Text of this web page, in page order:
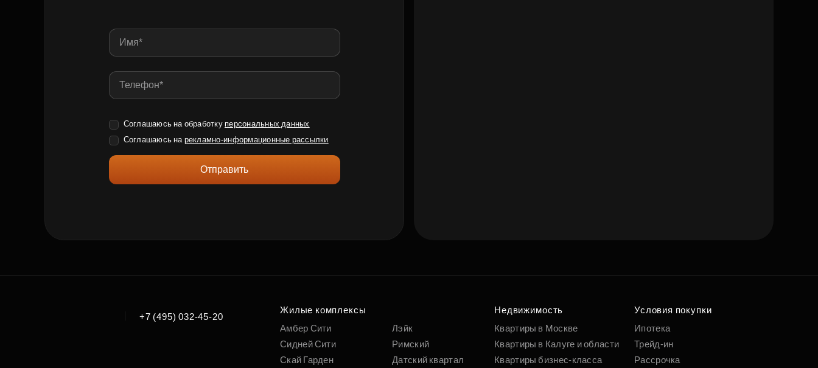
Соглашаюсь на обработку персональных данных
Соглашаюсь на рекламно-информационные рассылки
Отправить
+7 (495) 032-45-20
Жилые комплексы
Амбер Сити
Сидней Сити
Скай Гарден
Лэйк
Римский
Датский квартал
Недвижимость
Квартиры в Москве
Квартиры в Калуге и области
Квартиры бизнес-класса
Условия покупки
Ипотека
Трейд-ин
Рассрочка